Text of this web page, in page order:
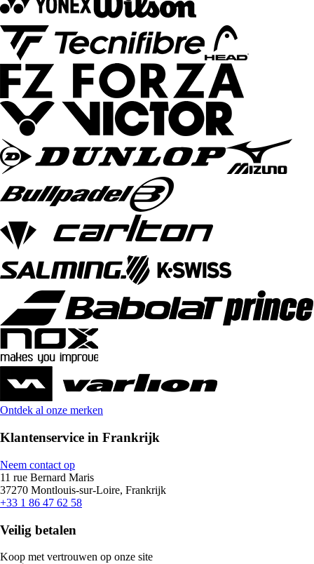
Ontdek al onze merken
Klantenservice in Frankrijk
Neem contact op
11 rue Bernard Maris
37270 Montlouis-sur-Loire, Frankrijk
+33 1 86 47 62 58
Veilig betalen
Koop met vertrouwen op onze site